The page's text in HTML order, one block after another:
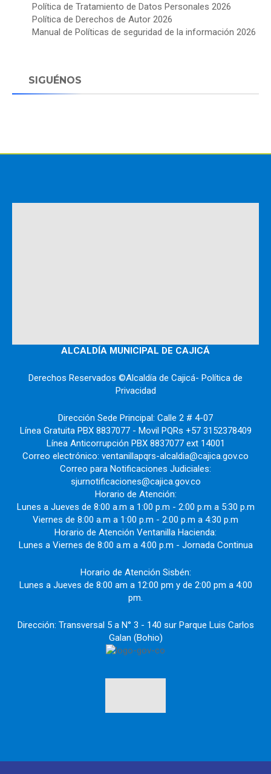
Política de Tratamiento de Datos Personales 2026
Política de Derechos de Autor 2026
Manual de Políticas de seguridad de la información 2026
SIGUÉNOS
ALCALDÍA MUNICIPAL DE CAJICÁ
Derechos Reservados ©Alcaldía de Cajicá- Política de
Privacidad
Dirección Sede Principal: Calle 2 # 4-07
Línea Gratuita PBX 8837077 - Movil PQRs +57 3152378409
Línea Anticorrupción PBX 8837077 ext 14001
Correo electrónico: ventanillapqrs-alcaldia@cajica.gov.co
Correo para Notificaciones Judiciales:
sjurnotificaciones@cajica.gov.co
Horario de Atención:
Lunes a Jueves de 8:00 a.m a 1:00 p.m - 2:00 p.m a 5:30 p.m
Viernes de 8:00 a.m a 1:00 p.m - 2:00 p.m a 4:30 p.m
Horario de Atención Ventanilla Hacienda:
Lunes a Viernes de 8:00 a.m a 4:00 p.m - Jornada Continua
Horario de Atención Sisbén:
Lunes a Jueves de 8:00 am a 12:00 pm y de 2:00 pm a 4:00
pm.
Dirección: Transversal 5 a N° 3 - 140 sur Parque Luis Carlos
Galan (Bohio)